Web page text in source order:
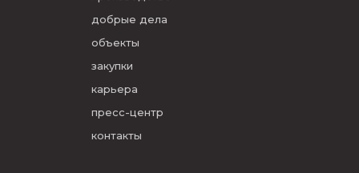
добрые дела
объекты
закупки
карьера
пресс-центр
контакты